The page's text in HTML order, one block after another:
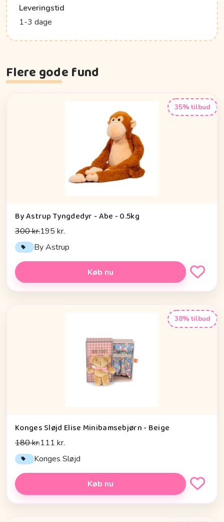
Leveringstid
1-3 dage
Flere gode fund
35% tilbud
By Astrup Tyngdedyr - Abe - 0.5kg
300 kr.195 kr.
By Astrup
Køb nu
38% tilbud
Konges Sløjd Elise Minibamsebjørn - Beige
180 kr.111 kr.
Konges Sløjd
Køb nu